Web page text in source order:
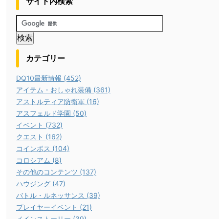
カテゴリー
DQ10最新情報 (452)
アイテム・おしゃれ装備 (361)
アストルティア防衛軍 (16)
アスフェルド学園 (50)
イベント (732)
クエスト (162)
コインボス (104)
コロシアム (8)
その他のコンテンツ (137)
ハウジング (47)
バトル・ルネッサンス (39)
プレイヤーイベント (21)